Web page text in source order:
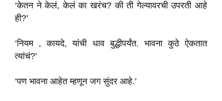
‘केतन ने केलं, केलं का खरंच? की ती गेल्यावरची उपरती आहे
ही?’
‘नियम , कायदे, यांची धाव बुद्धीपर्यंत. भावना कुठे ऐकतात
त्यांचं?’
‘पण भावना आहेत म्हणून जग सुंदर आहे.’